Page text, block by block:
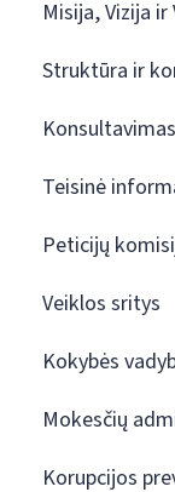
Misija, Vizija ir
Struktūra ir
Teisinė
Peticijų
Veiklos sritys
Kokybės
Mokesčių
Korupcijos